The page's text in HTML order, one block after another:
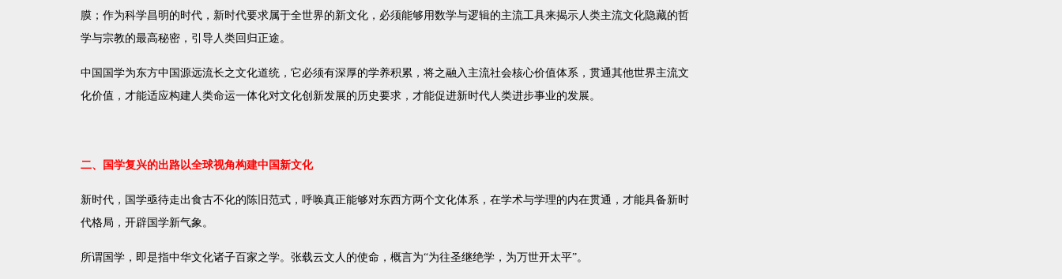
膜；作为科学昌明的时代，新时代要求属于全世界的新文化，必须能够用数学与逻辑的主流工具来揭示人类主流文化隐藏的哲
学与宗教的最高秘密，引导人类回归正途。
中国国学为东方中国源远流长之文化道统，它必须有深厚的学养积累，将之融入主流社会核心价值体系，贯通其他世界主流文
化价值，才能适应构建人类命运一体化对文化创新发展的历史要求，才能促进新时代人类进步事业的发展。
二、国学复兴的出路以全球视角构建中国新文化
新时代，国学亟待走出食古不化的陈旧范式，呼唤真正能够对东西方两个文化体系，在学术与学理的内在贯通，才能具备新时
代格局，开辟国学新气象。
所谓国学，即是指中华文化诸子百家之学。张载云文人的使命，概言为“为往圣继绝学，为万世开太平”。